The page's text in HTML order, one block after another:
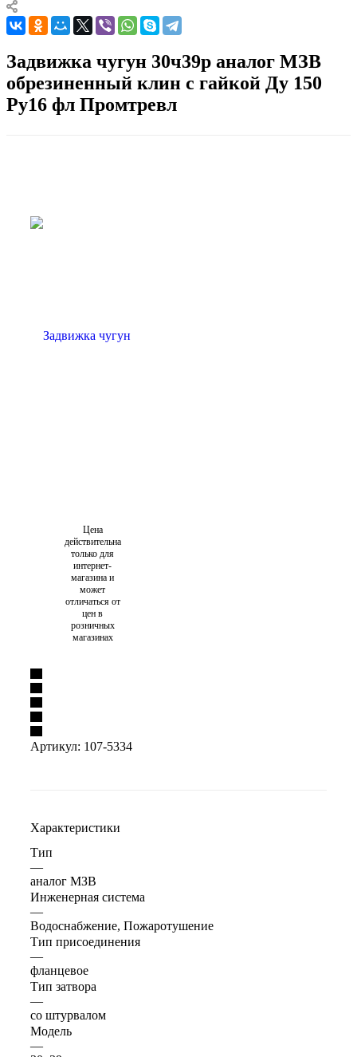
Задвижка чугун 30ч39р аналог МЗВ
обрезиненный клин c гайкой Ду 150
Ру16 фл Промтревл
Цена
действительна
только для
интернет-
магазина и
может
отличаться от
цен в
розничных
магазинах
Артикул: 107-5334
Характеристики
Тип
—
аналог МЗВ
Инженерная система
—
Водоснабжение, Пожаротушение
Тип присоединения
—
фланцевое
Тип затвора
—
со штурвалом
Модель
—